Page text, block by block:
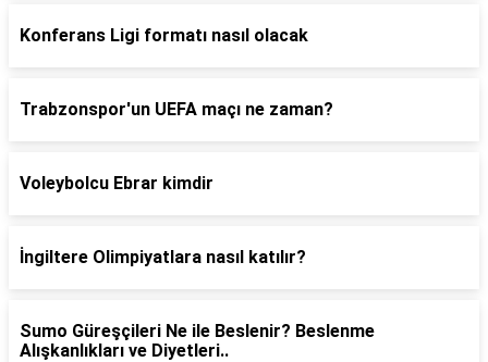
Konferans Ligi formatı nasıl olacak
Trabzonspor'un UEFA maçı ne zaman?
Voleybolcu Ebrar kimdir
İngiltere Olimpiyatlara nasıl katılır?
Sumo Güreşçileri Ne ile Beslenir? Beslenme
Alışkanlıkları ve Diyetleri..